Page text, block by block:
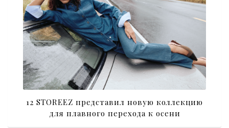
12 STOREEZ представил новую коллекцию
для плавного перехода к осени